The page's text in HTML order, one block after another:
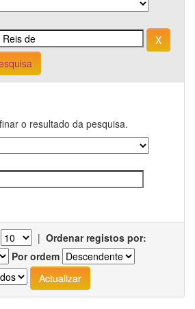
o resultado da pesquisa.
| Ordenar registos por:
Por ordem